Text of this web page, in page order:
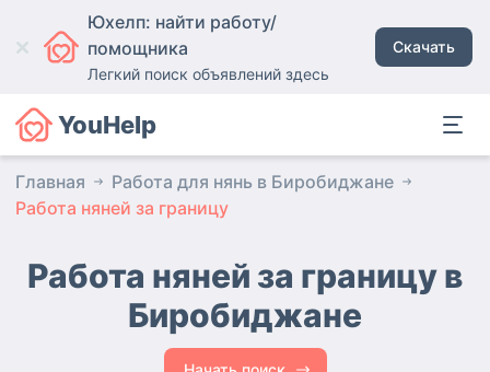
Юхелп: найти работу/
помощника
Легкий поиск объявлений здесь
Скачать
YouHelp
Главная
Работа для нянь в Биробиджане
Работа няней за границу
Работа няней за границу в
Биробиджане